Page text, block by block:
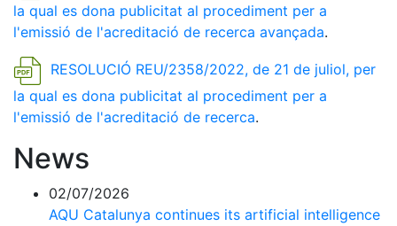
la qual es dona publicitat al procediment per a
l'emissió de l'acreditació de recerca avançada.
RESOLUCIÓ REU/2358/2022, de 21 de juliol, per
la qual es dona publicitat al procediment per a
l'emissió de l'acreditació de recerca.
News
02/07/2026
AQU Catalunya continues its artificial intelligence